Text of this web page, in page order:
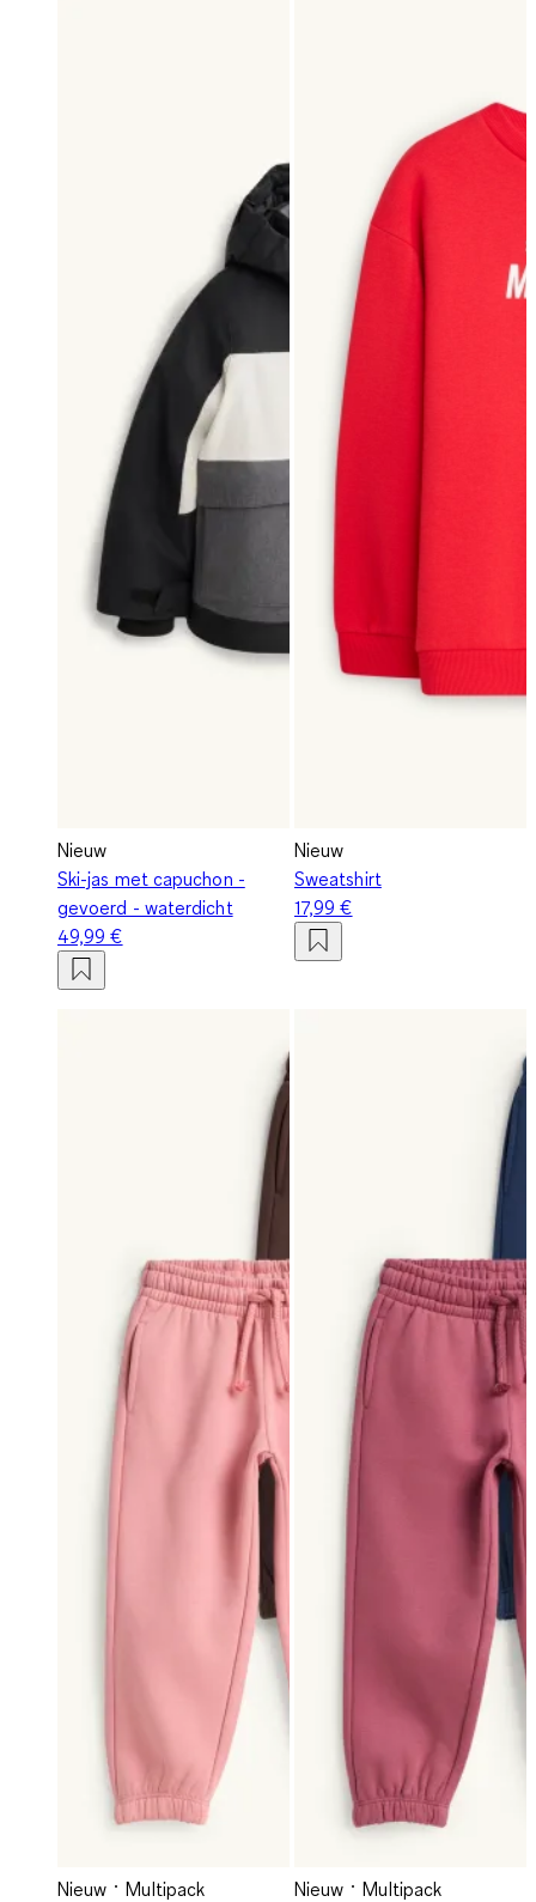
Nieuw
Ski-jas met capuchon -
gevoerd - waterdicht
49,99 €
Nieuw
Sweatshirt
17,99 €
Nieuw
Multipack
Nieuw
Multipack